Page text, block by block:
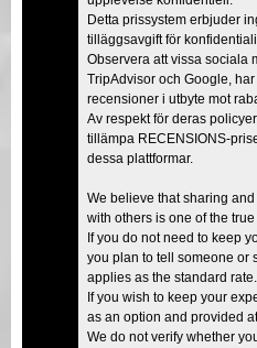
Detta prissystem erbjuder
tilläggsavgift för
Observera att vissa sociala
TripAdvisor och Google,
recensioner i utbyte mot
Av respekt för deras
tillämpa RECENSIONS-
dessa plattformar.
We believe that sharing
with others is one of the true
If you do not need to keep
you plan to tell someone or
applies as the standard rate.
If you wish to keep your
as an option and provided
We do not verify whether